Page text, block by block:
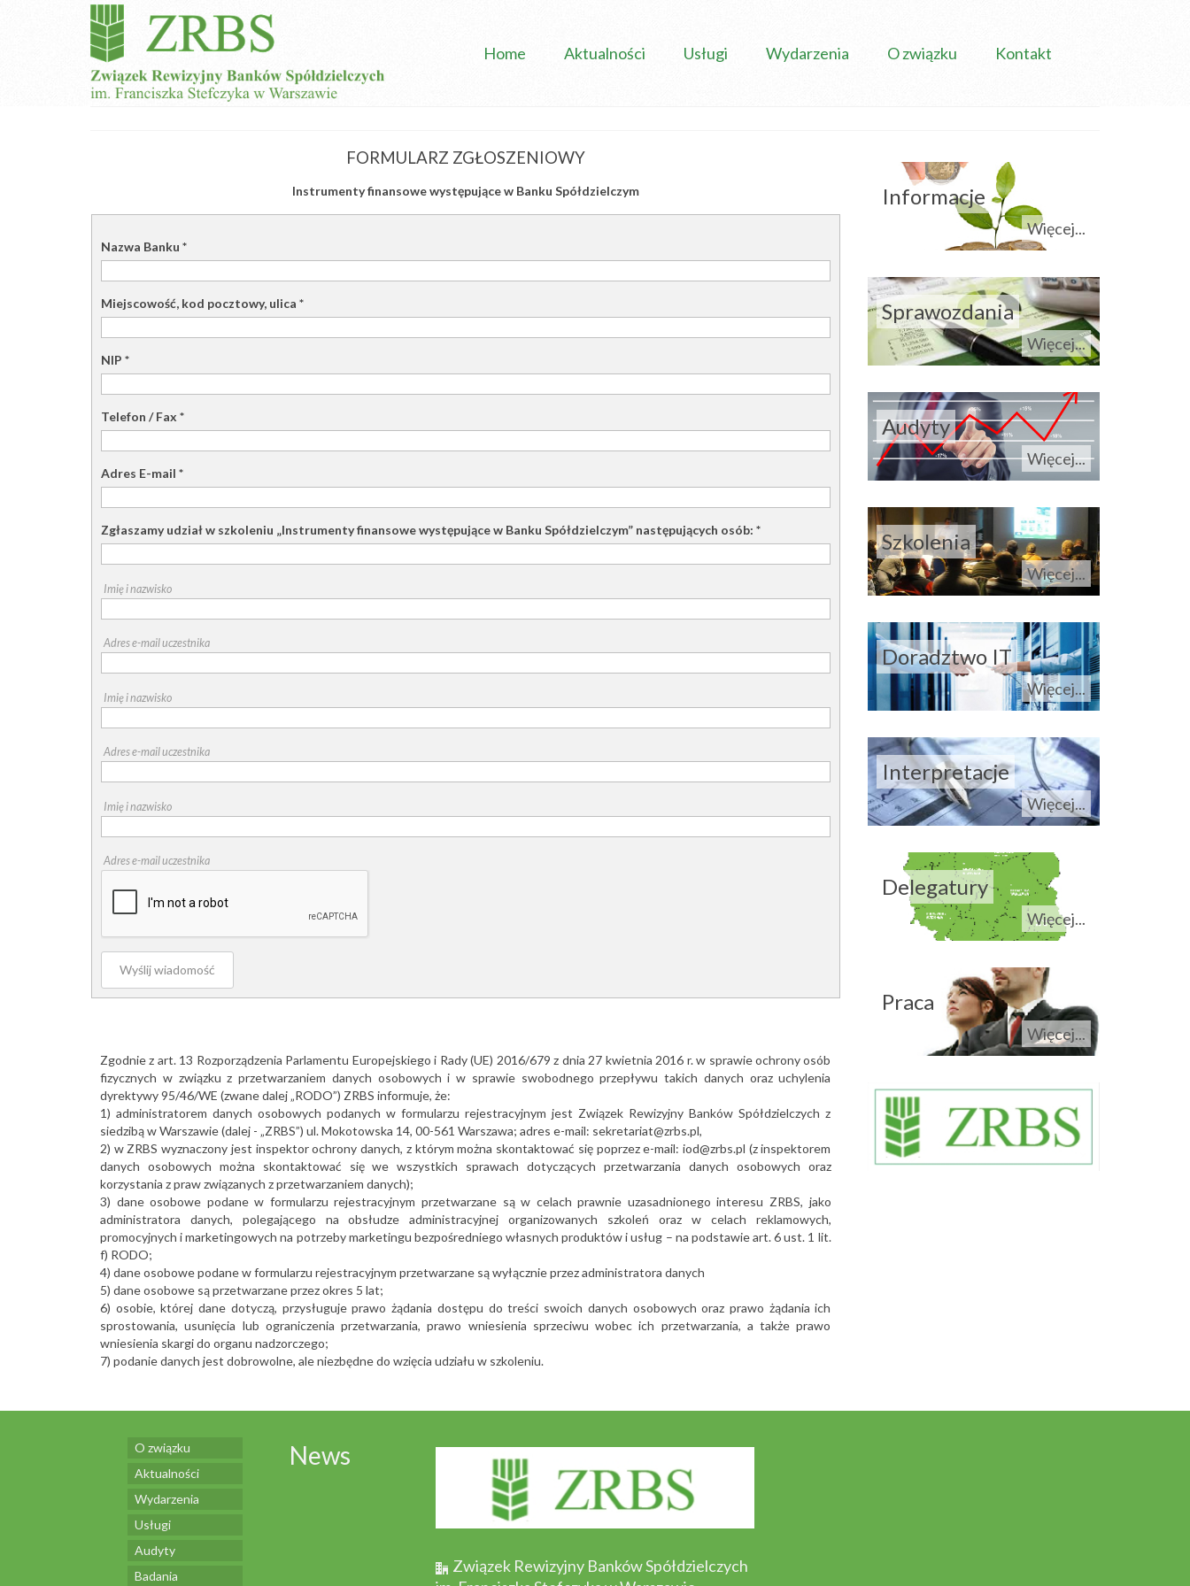
Home Aktualności Usługi Wydarzenia O związku Kontakt
FORMULARZ ZGŁOSZENIOWY
Instrumenty finansowe występujące w Banku Spółdzielczym
Nazwa Banku *
Miejscowość, kod pocztowy, ulica *
NIP *
Telefon / Fax *
Adres E-mail *
Zgłaszamy udział w szkoleniu „Instrumenty finansowe występujące w Banku Spółdzielczym” następujących osób: *
Imię i nazwisko
Adres e-mail uczestnika
Imię i nazwisko
Adres e-mail uczestnika
Imię i nazwisko
Adres e-mail uczestnika
Wyślij wiadomość
Zgodnie z art. 13 Rozporządzenia Parlamentu Europejskiego i Rady (UE) 2016/679 z dnia 27 kwietnia 2016 r. w sprawie ochrony osób
fizycznych w związku z przetwarzaniem danych osobowych i w sprawie swobodnego przepływu takich danych oraz uchylenia
dyrektywy 95/46/WE (zwane dalej „RODO”) ZRBS informuje, że:
1) administratorem danych osobowych podanych w formularzu rejestracyjnym jest Związek Rewizyjny Banków Spółdzielczych z
siedzibą w Warszawie (dalej - „ZRBS”) ul. Mokotowska 14, 00-561 Warszawa; adres e-mail: sekretariat@zrbs.pl,
2) w ZRBS wyznaczony jest inspektor ochrony danych, z którym można skontaktować się poprzez e-mail: iod@zrbs.pl (z inspektorem
danych osobowych można skontaktować się we wszystkich sprawach dotyczących przetwarzania danych osobowych oraz
korzystania z praw związanych z przetwarzaniem danych);
3) dane osobowe podane w formularzu rejestracyjnym przetwarzane są w celach prawnie uzasadnionego interesu ZRBS, jako
administratora danych, polegającego na obsłudze administracyjnej organizowanych szkoleń oraz w celach reklamowych,
promocyjnych i marketingowych na potrzeby marketingu bezpośredniego własnych produktów i usług – na podstawie art. 6 ust. 1 lit.
f) RODO;
4) dane osobowe podane w formularzu rejestracyjnym przetwarzane są wyłącznie przez administratora danych
5) dane osobowe są przetwarzane przez okres 5 lat;
6) osobie, której dane dotyczą, przysługuje prawo żądania dostępu do treści swoich danych osobowych oraz prawo żądania ich
sprostowania, usunięcia lub ograniczenia przetwarzania, prawo wniesienia sprzeciwu wobec ich przetwarzania, a także prawo
wniesienia skargi do organu nadzorczego;
7) podanie danych jest dobrowolne, ale niezbędne do wzięcia udziału w szkoleniu.
Informacje
Więcej...
Sprawozdania
Więcej...
Audyty
Więcej...
Szkolenia
Więcej...
Doradztwo IT
Więcej...
Interpretacje
Więcej...
Delegatury
Więcej...
Praca
Więcej...
O związku
Aktualności
Wydarzenia
Usługi
Audyty
Badania
News
Związek Rewizyjny Banków Spółdzielczych